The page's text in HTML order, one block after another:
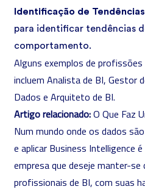
Identificação de
para identificar tendências
comportamento.
Alguns exemplos de profissões
incluem Analista de BI, Gestor
Dados e Arquiteto de BI.
Artigo relacionado:O Que Faz
Num mundo onde os dados
e aplicar Business Intelligence
empresa que deseje manter-
profissionais de BI, com suas